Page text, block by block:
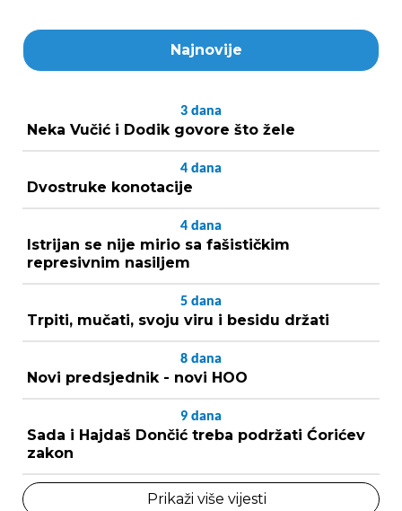
Najnovije
3 dana
Neka Vučić i Dodik govore što žele
4 dana
Dvostruke konotacije
4 dana
Istrijan se nije mirio sa fašističkim
represivnim nasiljem
5 dana
Trpiti, mučati, svoju viru i besidu držati
8 dana
Novi predsjednik - novi HOO
9 dana
Sada i Hajdaš Dončić treba podržati Ćorićev
zakon
Prikaži više vijesti